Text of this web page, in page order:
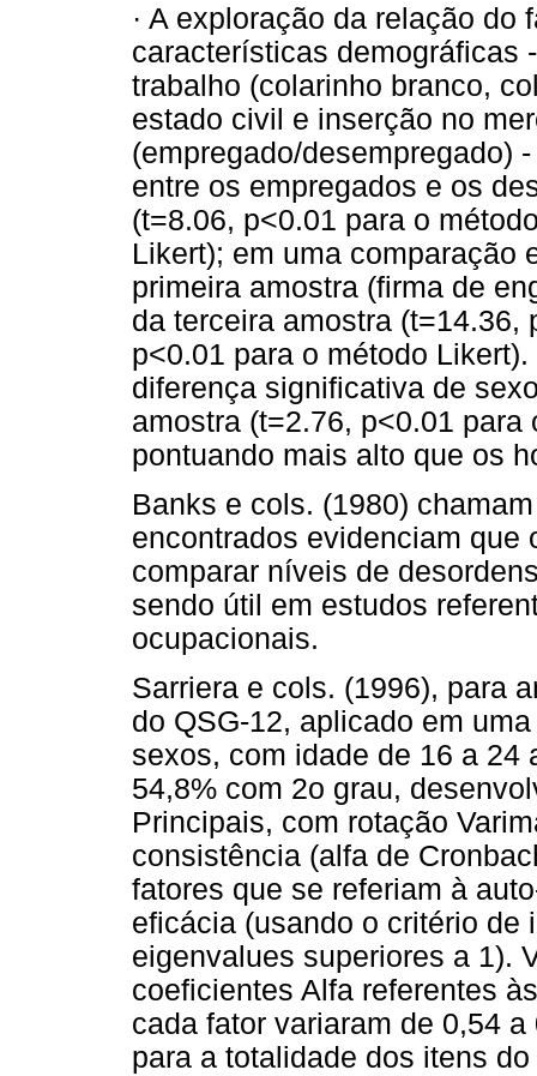
· A exploração da relação do
características demográficas
trabalho (colarinho branco,
estado civil e inserção no
(empregado/desempregado)
entre os empregados e os
(t=8.06, p<0.01 para o
Likert); em uma comparação
primeira amostra (firma de
da terceira amostra (t=14.36,
p<0.01 para o método
diferença significativa de
amostra (t=2.76, p<0.01
pontuando mais alto que os
Banks e cols. (1980)
encontrados evidenciam que
comparar níveis de
sendo útil em estudos
ocupacionais.
Sarriera e cols. (1996), para
do QSG-12, aplicado em
sexos, com idade de 16 a 24
54,8% com 2o grau,
Principais, com rotação
consistência (alfa de
fatores que se referiam à
eficácia (usando o critério de
eigenvalues superiores a 1).
coeficientes Alfa referentes
cada fator variaram de 0,54
para a totalidade dos itens